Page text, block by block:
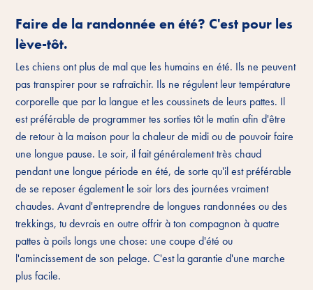
Faire de la randonnée en été? C'est pour les
lève-tôt.
Les chiens ont plus de mal que les humains en été. Ils ne peuvent
pas transpirer pour se rafraîchir. Ils ne régulent leur température
corporelle que par la langue et les coussinets de leurs pattes. Il
est préférable de programmer tes sorties tôt le matin afin d'être
de retour à la maison pour la chaleur de midi ou de pouvoir faire
une longue pause. Le soir, il fait généralement très chaud
pendant une longue période en été, de sorte qu'il est préférable
de se reposer également le soir lors des journées vraiment
chaudes. Avant d'entreprendre de longues randonnées ou des
trekkings, tu devrais en outre offrir à ton compagnon à quatre
pattes à poils longs une chose: une coupe d'été ou
l'amincissement de son pelage. C'est la garantie d'une marche
plus facile.